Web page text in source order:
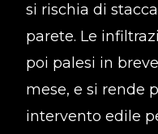
si rischia di
parete. Le
poi palesi in
mese, e si rende
intervento edile